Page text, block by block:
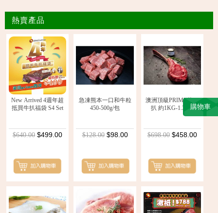
購物車
熱賣產品
New Arrived 4週年超
抵買牛扒福袋 S4 Set
$640.00 $499.00
急凍熊本一口和牛粒
450-500g/包
$128.00 $98.00
澳洲頂級PRIME斧頭
扒 約1KG-1.3KG
$698.00 $458.00